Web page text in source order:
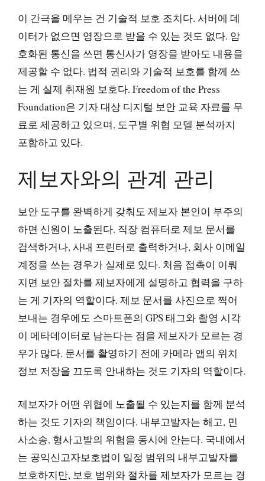
이 간극을 메우는 건 기술적 보호 조치다. 서버에 데
이터가 없으면 영장으로 받을 수 있는 것도 없다. 암
호화된 통신을 쓰면 통신사가 영장을 받아도 내용을
제공할 수 없다. 법적 권리와 기술적 보호를 함께 쓰
는 게 실제 취재원 보호다. Freedom of the Press
Foundation은 기자 대상 디지털 보안 교육 자료를 무
료로 제공하고 있으며, 도구별 위협 모델 분석까지
포함하고 있다.
제보자와의 관계 관리
보안 도구를 완벽하게 갖춰도 제보자 본인이 부주의
하면 신원이 노출된다. 직장 컴퓨터로 제보 문서를
검색하거나, 사내 프린터로 출력하거나, 회사 이메일
계정을 쓰는 경우가 실제로 있다. 처음 접촉이 이뤄
지면 보안 절차를 제보자에게 설명하고 협력을 구하
는 게 기자의 역할이다. 제보 문서를 사진으로 찍어
보내는 경우에도 스마트폰의 GPS 태그와 촬영 시각
이 메타데이터로 남는다는 점을 제보자가 모르는 경
우가 많다. 문서를 촬영하기 전에 카메라 앱의 위치
정보 저장을 끄도록 안내하는 것도 기자의 역할이다.
제보자가 어떤 위협에 노출될 수 있는지를 함께 분석
하는 것도 기자의 책임이다. 내부고발자는 해고, 민
사소송, 형사고발의 위험을 동시에 안는다. 국내에서
는 공익신고자보호법이 일정 범위의 내부고발자를
보호하지만, 보호 범위와 절차를 제보자가 모르는 경